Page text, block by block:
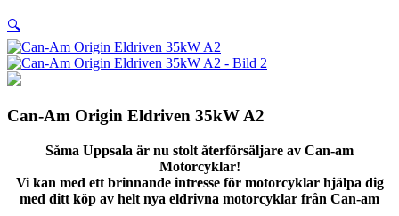
🔍
Can-Am Origin Eldriven 35kW A2
Såma Uppsala är nu stolt återförsäljare av Can-am
Motorcyklar!
Vi kan med ett brinnande intresse för motorcyklar hjälpa dig
med ditt köp av helt nya eldrivna motorcyklar från Can-am